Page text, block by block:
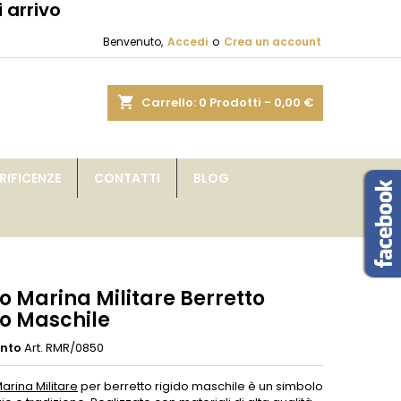
arrivo
Benvenuto, Accedi o Crea un account
shopping_cart Carrello: 0 Prodotti - 0,00 €
CONTATTI BLOG
Marina Militare Berretto
Maschile
Art. RMR/0850
Militare per berretto rigido maschile è un simbolo